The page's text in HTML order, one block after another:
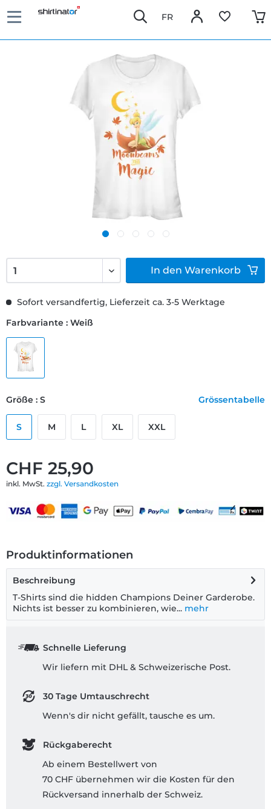
FR
CHF 25,90
inkl. MwSt. zzgl. Versandkosten
Sofort versandfertig, Lieferzeit ca. 3-5 Werktage
Farbvariante : Weiß
Größe : S Grössentabelle
S M L XL XXL
In den Warenkorb
Produktinformationen
Beschreibung
T-Shirts sind die hidden Champions Deiner Garderobe.
Nichts ist besser zu kombinieren, wie... mehr
Schnelle Lieferung
Wir liefern mit DHL & Schweizerische Post.
30 Tage Umtauschrecht
Wenn's dir nicht gefällt, tausche es um.
Rückgaberecht
Ab einem Bestellwert von
70 CHF übernehmen wir die Kosten für den
Rückversand innerhalb der Schweiz.